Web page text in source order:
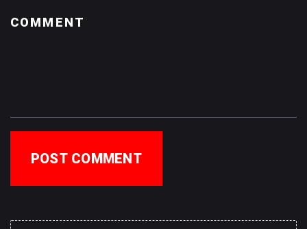
POST COMMENT